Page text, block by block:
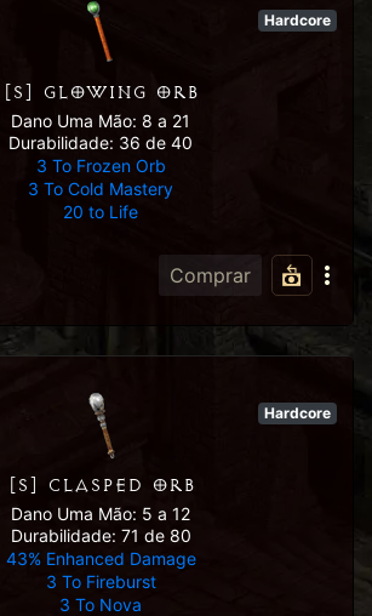
Hardcore
[S] GLOWING ORB
Dano Uma Mão: 8 a 21
Durabilidade: 36 de 40
3 To Frozen Orb
3 To Cold Mastery
20 to Life
Comprar
Hardcore
[S] CLASPED ORB
Dano Uma Mão: 5 a 12
Durabilidade: 71 de 80
43% Enhanced Damage
3 To Fireburst
3 To Nova